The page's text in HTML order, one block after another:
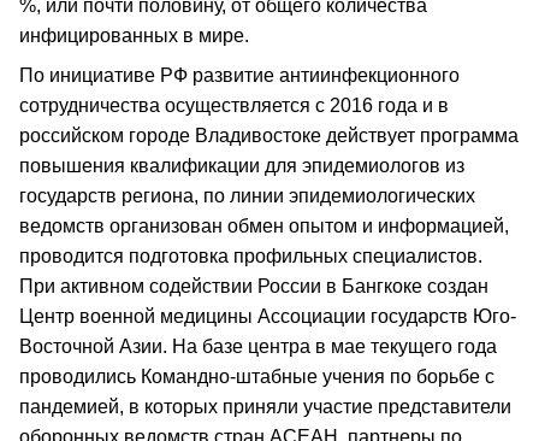
%, или почти половину, от общего количества
инфицированных в мире.
По инициативе РФ развитие антиинфекционного
сотрудничества осуществляется с 2016 года и в
российском городе Владивостоке действует программа
повышения квалификации для эпидемиологов из
государств региона, по линии эпидемиологических
ведомств организован обмен опытом и информацией,
проводится подготовка профильных специалистов.
При активном содействии России в Бангкоке создан
Центр военной медицины Ассоциации государств Юго-
Восточной Азии. На базе центра в мае текущего года
проводились Командно-штабные учения по борьбе с
пандемией, в которых приняли участие представители
оборонных ведомств стран АСЕАН, партнеры по